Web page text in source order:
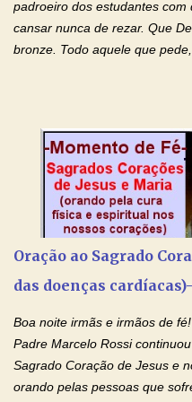
padroeiro dos estudantes com
cansar nunca de rezar. Que
bronze. Todo aquele que
coração, transforma-o e o faz
mim o teu fervor, a tua
ajudando-me e eu me
Glória… Amável protetor meu,
e entediante para mim. Tu
esforço maior em meus
santidade. Glória… Deus, que
de te...
Oração ao Sagrado
das doenças
Boa noite irmãs e irmãos de
Padre Marcelo Rossi
Sagrado Coração de Jesus e
orando pelas pessoas que